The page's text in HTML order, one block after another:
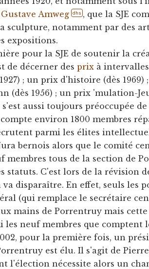
Gustave Amweg dhs , que la SJE
sculpture, notamment par des
expositions.
pour la SJE de soutenir la
de décerner desprix à
; un prix d'histoire (dès
(dès 1956) ; un prix 'mulation-
s'est aussi toujours préoccupée
compte environ 1800 membres
parmi les élites
bernois alors que le comité
membres tous de la section de
statuts. C'est lors de la révision
disparaître. En effet, seuls les
(qui remplace le secrétaire
mains de Porrentruy mais
les neuf membres que comptent
pour la première fois, un
est élu. Il s'agit de
l'élection nécessite alors un